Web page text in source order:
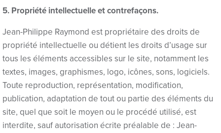
panel
panel
panel
panel
panel
panel
5. Propriété intellectuelle et contrefaçons.
Jean-Philippe Raymond est propriétaire des droits de
propriété intellectuelle ou détient les droits d’usage sur
tous les éléments accessibles sur le site, notamment les
textes, images, graphismes, logo, icônes, sons, logiciels.
Toute reproduction, représentation, modification,
publication, adaptation de tout ou partie des éléments du
site, quel que soit le moyen ou le procédé utilisé, est
interdite, sauf autorisation écrite préalable de : Jean-